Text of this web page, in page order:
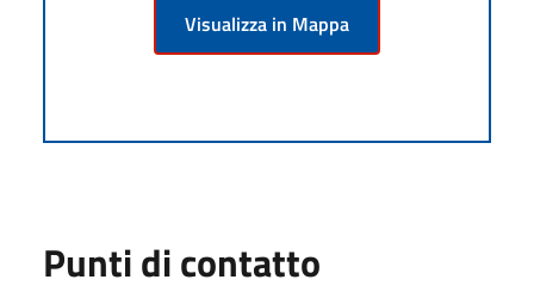
Visualizza in Mappa
Punti di contatto